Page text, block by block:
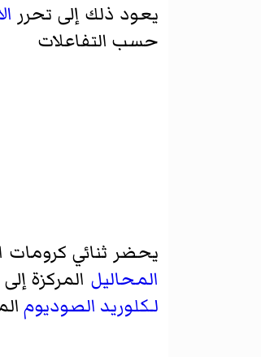
يعود ذلك إلى تحرر
حسب التفاعلات
يحضر ثنائي كرومات
المحاليل المركزة
لـكلوريد الصوديوم